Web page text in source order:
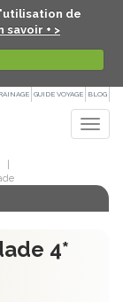
de
savoir + >
GUIDE VOYAGE BLOG
4*